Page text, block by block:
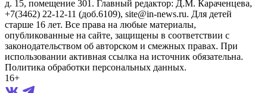
д. 15, помещение 301. Главный редактор: Д.М. Караченцева,
+7(3462) 22-12-11 (доб.6109), site@in-news.ru. Для детей
старше 16 лет. Все права на любые материалы,
опубликованные на сайте, защищены в соответствии с
законодательством об авторском и смежных правах. При
использовании активная ссылка на источник обязательна.
Политика обработки персональных данных.
16+